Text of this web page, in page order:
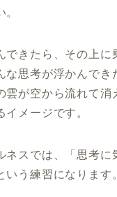
できたら、その上に
な思考が浮かんでき
雲が空から流れて消
イメージです。
ネスでは、「思考に
いう練習になります。